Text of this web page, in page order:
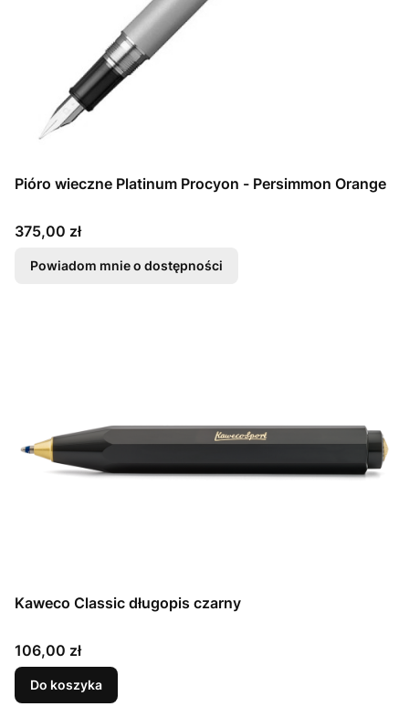
Pióro wieczne Platinum Procyon - Persimmon Orange
Cena
375,00 zł
Powiadom mnie o dostępności
Kaweco Classic długopis czarny
Cena
106,00 zł
Do koszyka